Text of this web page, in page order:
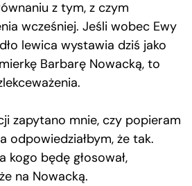
z tym, z czym
wcześniej. Jeśli wobec Ewy
lewica wystawia dziś jako
Barbarę Nowacką, to
zapytano mnie, czy popieram
odpowiedziałbym, że tak.
kogo będę głosował,
na Nowacką.